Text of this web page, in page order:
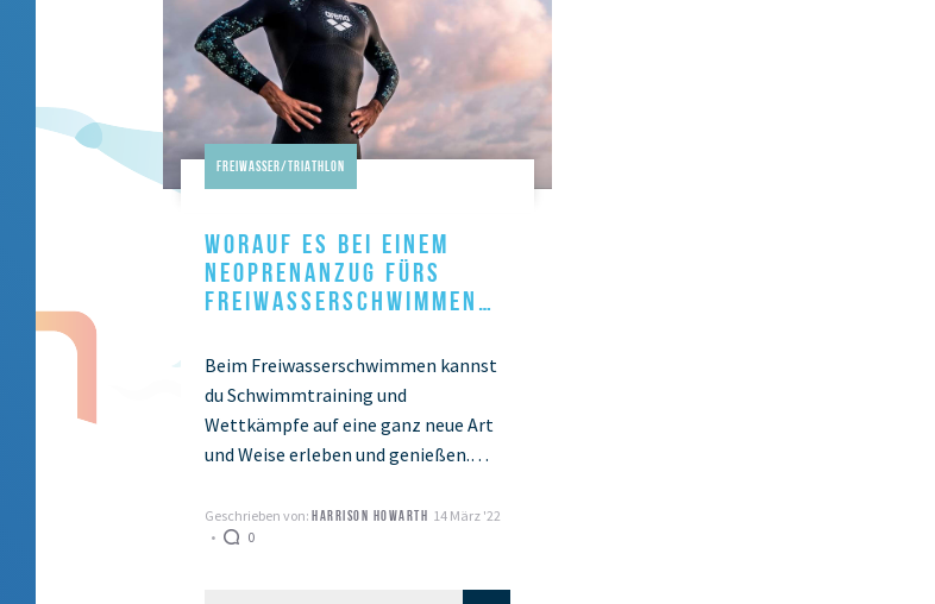
Freiwasser/Triathlon
WORAUF ES BEI EINEM
NEOPRENANZUG FÜRS
FREIWASSERSCHWIMMEN
Beim Freiwasserschwimmen kannst
du Schwimmtraining und
Wettkämpfe auf eine ganz neue Art
und Weise erleben und genießen.
oder dem Meer hast, hast du fast …
Geschrieben von: HARRISON HOWARTH 14 März '22
0